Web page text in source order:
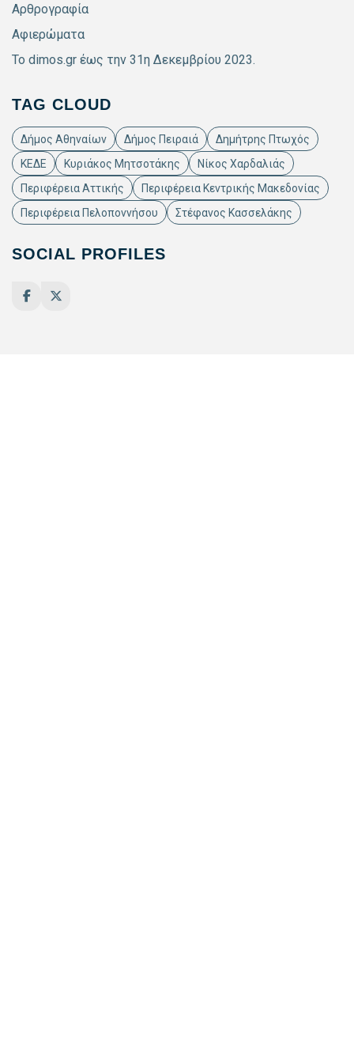
Αρθρογραφία
Αφιερώματα
Το dimos.gr έως την 31η Δεκεμβρίου 2023.
TAG CLOUD
Δήμος Αθηναίων Δήμος Πειραιά
Δημήτρης Πτωχός
ΚΕΔΕ
Κυριάκος Μητσοτάκης
Νίκος Χαρδαλιάς
Περιφέρεια Αττικής
Περιφέρεια Κεντρικής Μακεδονίας
Περιφέρεια Πελοποννήσου
Στέφανος Κασσελάκης
SOCIAL PROFILES